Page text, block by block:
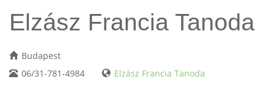
Elzász Francia Tanoda
Budapest
06/31-781-4984
Elzász Francia Tanoda